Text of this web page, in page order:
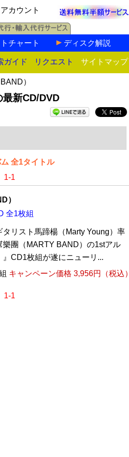
アカウント
チャート ディスク解説
ガイド リクエスト サイトマップ
）
新CD/DVD
全1タイトル
1-1
）
全1枚組
リスト馬蹄楊（Marty Young）率
樂團（MARTY BAND）の1stアル
CD1枚組が遂にニューリ...
キャンペーン価格 3,956円（税込）
1-1